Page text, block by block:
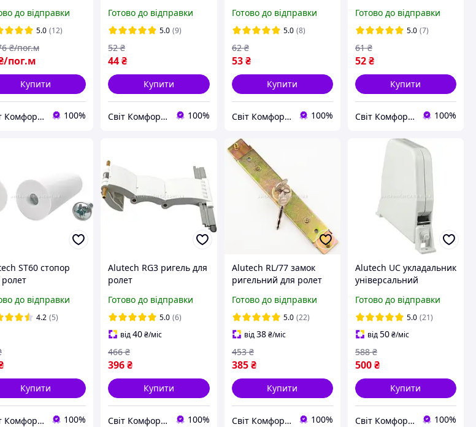
до відправки
5.0 (12)
пог.м
₴/пог.м
Купити
Світ Комфорту - Ворота, ролети, автоматика для воріт, жалюзі 100%
Готово до відправки
5.0 (9)
44₴
52 ₴
Купити
Світ Комфорту - Ворота, ролети, автоматика для воріт, жалюзі 100%
Готово до відправки
5.0 (8)
53 ₴
62 ₴
Купити
Світ Комфорту - Ворота, ролети, автоматика для воріт, жалюзі 100%
Готово до відправки
5.0 (7)
52₴
61 ₴
Купити
Світ Комфорту - Ворота, ролети, автоматика для воріт, жалюзі 100%
ST60 стопор
до відправки
4.2 (5)
Купити
Світ Комфорту - Ворота, ролети, автоматика для воріт, жалюзі 100%
Alutech RG3 ригель для
ролет
Готово до відправки
5.0 (6)
від40₴/міс
396₴
466 ₴
Купити
Світ Комфорту - Ворота, ролети, автоматика для воріт, жалюзі 100%
Alutech RL/77 замок
ригельний для ролет
Готово до відправки
5.0 (22)
від38 ₴/міс
385 ₴
453 ₴
Купити
Світ Комфорту - Ворота, ролети, автоматика для воріт, жалюзі 100%
Alutech UC укладальник
універсальний
Готово до відправки
5.0 (21)
від50₴/міс
500₴
588 ₴
Купити
Світ Комфорту - Ворота, ролети, автоматика для воріт, жалюзі 100%